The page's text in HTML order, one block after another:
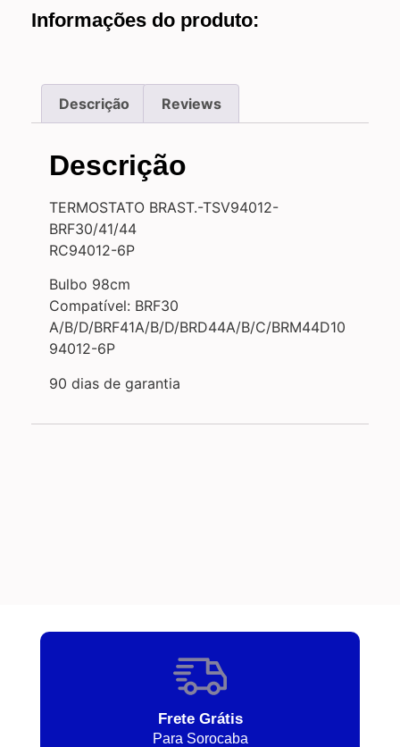
Informações do produto:
Descrição Reviews
Descrição
TERMOSTATO BRAST.-TSV94012-
BRF30/41/44
RC94012-6P
Bulbo 98cm
Compatível: BRF30
A/B/D/BRF41A/B/D/BRD44A/B/C/BRM44D10
94012-6P
90 dias de garantia
Frete Grátis
Para Sorocaba